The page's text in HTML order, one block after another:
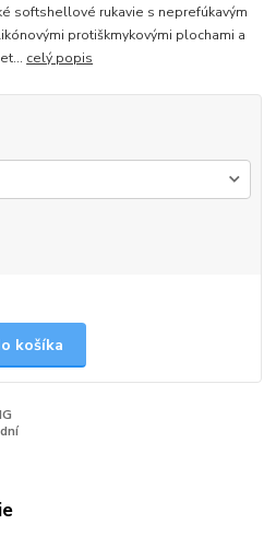
softshellové rukavie s neprefúkavým
protiškmykovými plochami a
celý popis
košíka